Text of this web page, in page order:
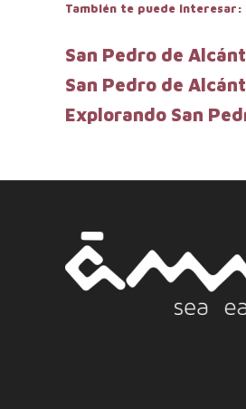
También te puede interesar:
San Pedro de
San Pedro de
Explorando San